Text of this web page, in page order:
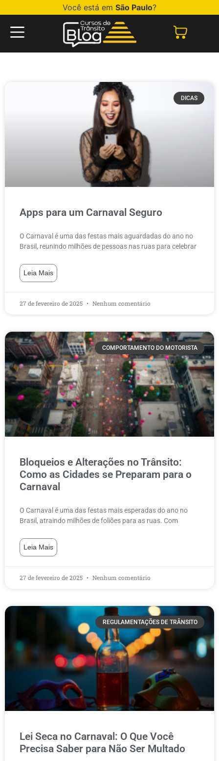
Você está em São Paulo?
DICAS
Apps para um Carnaval Seguro
O Carnaval é uma das festas mais aguardadas do ano no
Brasil, reunindo milhões de pessoas nas ruas para celebrar
Leia Mais
27 de fevereiro de 2025 Nenhum comentário
COMPORTAMENTO DO MOTORISTA
Bloqueios e Alterações no Trânsito:
Como as Cidades se Preparam para o
Carnaval
O Carnaval é uma das festas mais esperadas do ano no
Brasil, atraindo milhões de foliões para as ruas. Com
Leia Mais
27 de fevereiro de 2025 Nenhum comentário
REGULAMENTAÇÕES DE TRÂNSITO
Lei Seca no Carnaval: O Que Você
Precisa Saber para Não Ser Multado